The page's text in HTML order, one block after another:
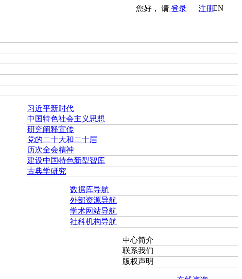
您好， 请 登录 注册EN
习近平新时代
中国特色社会主义思想
研究阐释宣传
党的二十大和二十届
历次全会精神
建设中国特色新型智库
古典学研究
数据库导航
外部资源导航
学术网站导航
社科机构导航
中心简介
联系我们
版权声明